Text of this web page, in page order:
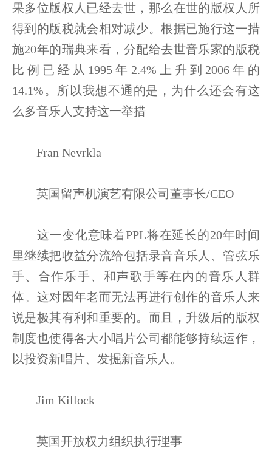
果多位版权人已经去世，那么在世的版权人所
得到的版税就会相对减少。根据已施行这一措
施20年的瑞典来看，分配给去世音乐家的版税
比例已经从1995年2.4%上升到2006年的
14.1%。所以我想不通的是，为什么还会有这
么多音乐人支持这一举措
Fran Nevrkla
英国留声机演艺有限公司董事长/CEO
这一变化意味着PPL将在延长的20年时间
里继续把收益分流给包括录音音乐人、管弦乐
手、合作乐手、和声歌手等在内的音乐人群
体。这对因年老而无法再进行创作的音乐人来
说是极其有利和重要的。而且，升级后的版权
制度也使得各大小唱片公司都能够持续运作，
以投资新唱片、发掘新音乐人。
Jim Killock
英国开放权力组织执行理事